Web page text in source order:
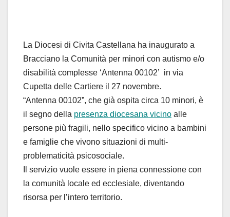
La Diocesi di Civita Castellana ha inaugurato a
Bracciano la Comunità per minori con autismo e/o
disabilità complesse ‘Antenna 00102’ in via
Cupetta delle Cartiere il 27 novembre.
“Antenna 00102”, che già ospita circa 10 minori, è
il segno della presenza diocesana vicino alle
persone più fragili, nello specifico vicino a bambini
e famiglie che vivono situazioni di multi-
problematicità psicosociale.
Il servizio vuole essere in piena connessione con
la comunità locale ed ecclesiale, diventando
risorsa per l’intero territorio.